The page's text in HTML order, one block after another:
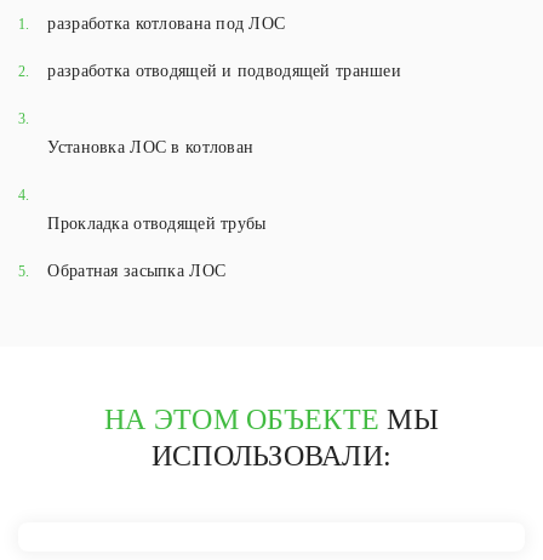
1. разработка котлована под ЛОС
2. разработка отводящей и подводящей траншеи
3.
Установка ЛОС в котлован
4.
Прокладка отводящей трубы
5. Обратная засыпка ЛОС
НА ЭТОМ ОБЪЕКТЕ МЫ
ИСПОЛЬЗОВАЛИ: